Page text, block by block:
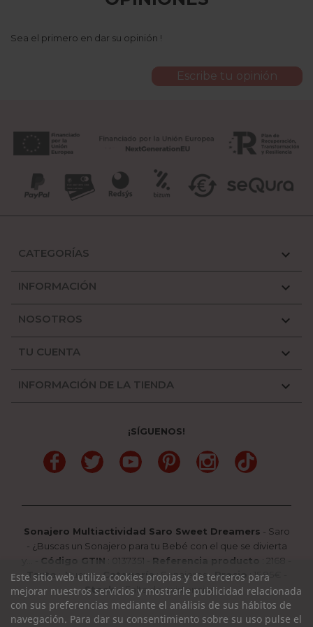
Sea el primero en dar su opinión !
Escribe tu opinión
CATEGORÍAS 
INFORMACIÓN 
NOSOTROS 
TU CUENTA 
INFORMACIÓN DE LA TIENDA 
¡SÍGUENOS!
FacebookTwitter YouTube PinterestInstagramTikTok
Sonajero Multiactividad Saro Sweet Dreamers - Saro
- ¿Buscas un Sonajero para tu Bebé con el que se divierta
y...
Código GTIN : 0137351 - Referencia producto : 2168
Texto:Nuevo-Categoría:Sonajeros -Precio :15.95
Stock: Falta de existencias
Este sitio web utiliza cookies propias y de terceros para
mejorar nuestros servicios y mostrarle publicidad relacionada
con sus preferencias mediante el análisis de sus hábitos de
navegación. Para dar su consentimiento sobre su uso pulse el